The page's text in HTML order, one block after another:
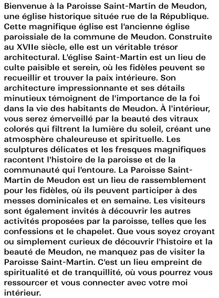
Bienvenue à la Paroisse Saint-Martin de Meudon,
une église historique située rue de la République.
Cette magnifique église est l'ancienne église
paroissiale de la commune de Meudon. Construite
au XVIIe siècle, elle est un véritable trésor
architectural. L'église Saint-Martin est un lieu de
culte paisible et serein, où les fidèles peuvent se
recueillir et trouver la paix intérieure. Son
architecture impressionnante et ses détails
minutieux témoignent de l'importance de la foi
dans la vie des habitants de Meudon. À l'intérieur,
vous serez émerveillé par la beauté des vitraux
colorés qui filtrent la lumière du soleil, créant une
atmosphère chaleureuse et spirituelle. Les
sculptures délicates et les fresques magnifiques
racontent l'histoire de la paroisse et de la
communauté qui l'entoure. La Paroisse Saint-
Martin de Meudon est un lieu de rassemblement
pour les fidèles, où ils peuvent participer à des
messes dominicales et en semaine. Les visiteurs
sont également invités à découvrir les autres
activités proposées par la paroisse, telles que les
confessions et le chapelet. Que vous soyez croyant
ou simplement curieux de découvrir l'histoire et la
beauté de Meudon, ne manquez pas de visiter la
Paroisse Saint-Martin. C'est un lieu empreint de
spiritualité et de tranquillité, où vous pourrez vous
ressourcer et vous connecter avec votre moi
intérieur.